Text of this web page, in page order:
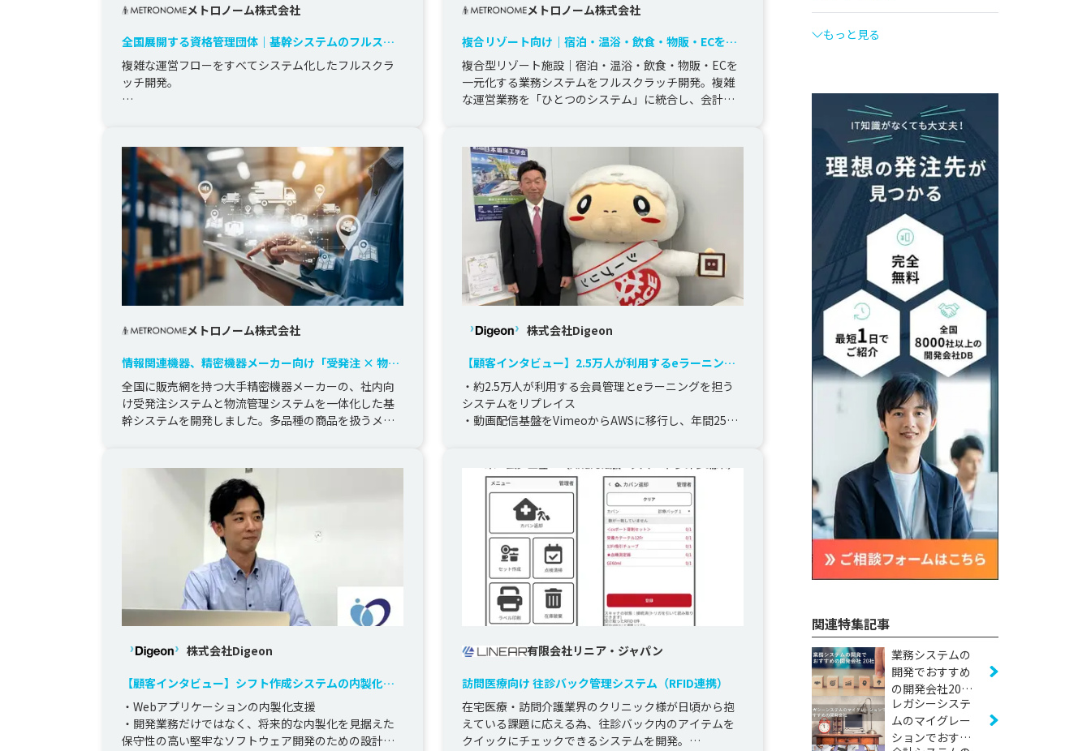
メトロノーム株式会社
全国展開する資格管理団体｜基幹システムのフルスク
ラッチ開発
複雑な運営フローをすべてシステム化したフルスクラ
ッチ開発。
ョン計算まで...
メトロノーム株式会社
複合リゾート向け｜宿泊・温浴・飲食・物販・ECを統
合した基幹システム開発
複合型リゾート施設｜宿泊・温浴・飲食・物販・ECを
一元化する業務システムをフルスクラッチ開発。複雑
な運営業務を「ひとつのシステム」に統合し、会計シ
メトロノーム株式会社
情報関連機器、精密機器メーカー向け「受発注 × 物
流」統合システム開発
全国に販売網を持つ大手精密機器メーカーの、社内向
け受発注システムと物流管理システムを一体化した基
幹システムを開発しました。多品種の商品を扱うメー
株式会社Digeon
【顧客インタビュー】2.5万人が利用するeラーニング
システムのリプレイス
・約2.5万人が利用する会員管理とeラーニングを担う
システムをリプレイス
・動画配信基盤をVimeoからAWSに移行し、年間250
株式会社Digeon
【顧客インタビュー】シフト作成システムの内製化支
・Webアプリケーションの内製化支援
・開発業務だけではなく、将来的な内製化を見据えた
保守性の高い堅牢なソフトウェア開発のための設計と
有限会社リニア・ジャパン
訪問医療向け 往診バック管理システム（RFID連携）
在宅医療・訪問介護業界のクリニック様が日頃から抱
えている課題に応える為、往診バック内のアイテムを
クイックにチェックできるシステムを開発。
もっと見る
関連特集記事
業務システムの
開発でおすすめ
の開発会社20社
【2026年版】
レガシーシステ
ムのマイグレー
ションでおすす